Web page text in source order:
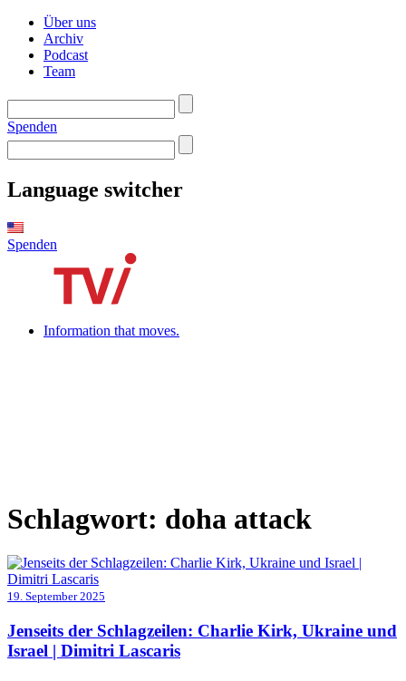
Über uns
Archiv
Podcast
Team
Spenden
Language switcher
Spenden
Information that moves.
Schlagwort: doha attack
19. September 2025
Jenseits der Schlagzeilen: Charlie Kirk, Ukraine und
Israel | Dimitri Lascaris